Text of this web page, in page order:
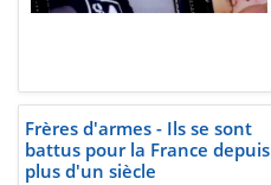
Frères d'armes - Ils se sont
battus pour la France depuis
plus d'un siècle